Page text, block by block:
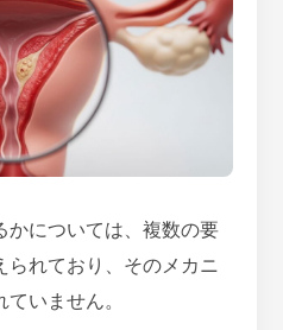
かについては、複数の要
られており、そのメカニ
いません。